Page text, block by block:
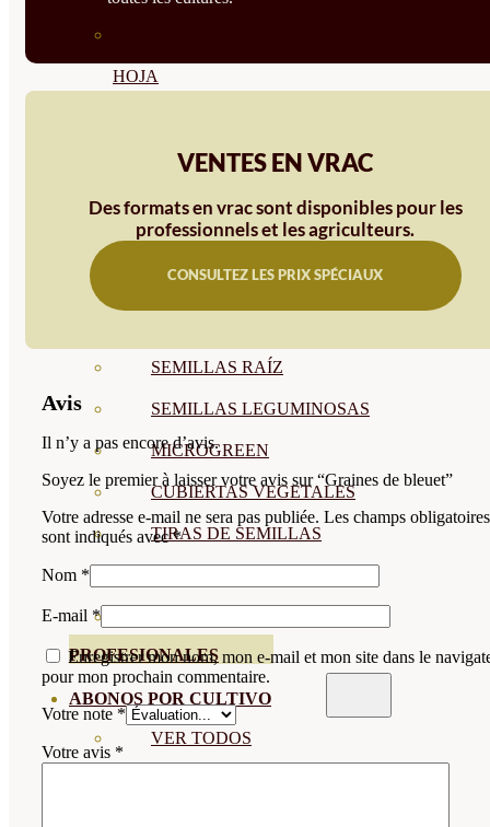
HOJA
SEMILLAS FLORES
SEMILLAS FLORES
COMESTIBLES
SEMILLAS TRADICIONALES
SEMILLAS RAÍZ
SEMILLAS LEGUMINOSAS
MICROGREEN
CUBIERTAS VEGETALES
TIRAS DE SEMILLAS
PROFESIONALES
ABONOS POR CULTIVO
VER TODOS
VENTES EN VRAC
Des formats en vrac sont disponibles pour les
professionnels et les agriculteurs.
CONSULTEZ LES PRIX SPÉCIAUX
Avis
Il n’y a pas encore d’avis.
Soyez le premier à laisser votre avis sur “Graines de bleuet”
Votre adresse e-mail ne sera pas publiée. Les champs obligatoires
sont indiqués avec*
Nom *
E-mail *
Enregistrer mon nom, mon e-mail et mon site dans le
pour mon prochain commentaire.
Votre note *
Votre avis *